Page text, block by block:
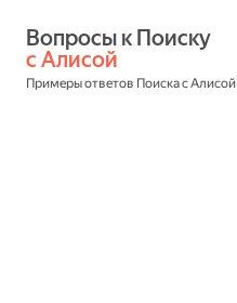
с Алисой
Примеры ответов Поиска с Алисой